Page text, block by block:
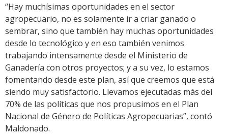
“Hay muchísimas oportunidades en el sector
agropecuario, no es solamente ir a criar ganado o
sembrar, sino que también hay muchas oportunidades
desde lo tecnológico y en eso también venimos
trabajando intensamente desde el Ministerio de
Ganadería con otros proyectos; y a su vez, lo estamos
fomentando desde este plan, así que creemos que está
siendo muy satisfactorio. Llevamos ejecutadas más del
70% de las políticas que nos propusimos en el Plan
Nacional de Género de Políticas Agropecuarias”, contó
Maldonado.